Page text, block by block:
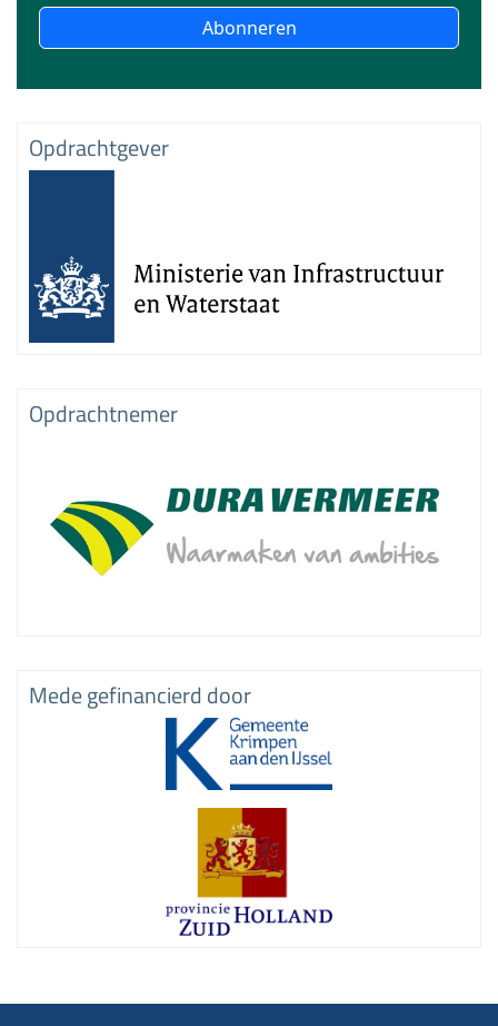
Abonneren
Opdrachtgever
Opdrachtnemer
Mede gefinancierd door